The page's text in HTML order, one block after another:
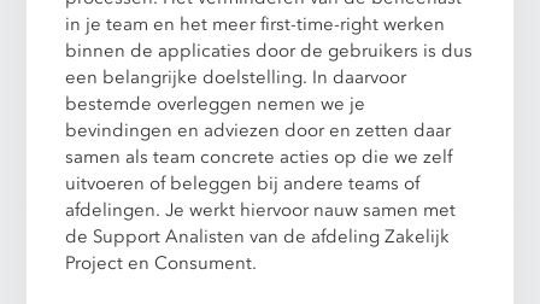
in je team en het meer first-time-right werken
binnen de applicaties door de gebruikers is dus
een belangrijke doelstelling. In daarvoor
bestemde overleggen nemen we je
bevindingen en adviezen door en zetten daar
samen als team concrete acties op die we zelf
uitvoeren of beleggen bij andere teams of
afdelingen. Je werkt hiervoor nauw samen met
de Support Analisten van de afdeling Zakelijk
Project en Consument.